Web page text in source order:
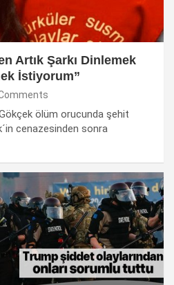
Artık Şarkı Dinlemek
İstiyorum”
ölüm orucunda şehit
cenazesinden sonra